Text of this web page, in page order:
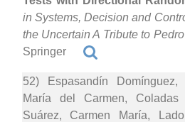
in Systems, Decision and
the Uncertain A Tribute to
Springer
52) Espasandín
María del Carmen,
Suárez, Carmen María,